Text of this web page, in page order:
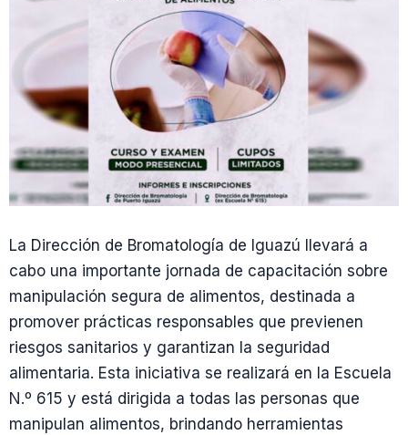
La Dirección de Bromatología de Iguazú llevará a
cabo una importante jornada de capacitación sobre
manipulación segura de alimentos, destinada a
promover prácticas responsables que previenen
riesgos sanitarios y garantizan la seguridad
alimentaria. Esta iniciativa se realizará en la Escuela
N.º 615 y está dirigida a todas las personas que
manipulan alimentos, brindando herramientas